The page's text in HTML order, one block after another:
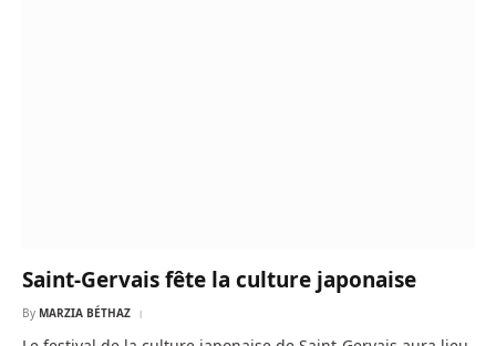
Saint-Gervais fête la culture japonaise
By MARZIA BÉTHAZ